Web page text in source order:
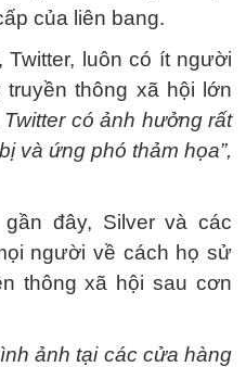
của liên bang.
luôn có ít người
thông xã hội lớn
Twitter có ảnh hưởng rất
và ứng phó thảm họa”,
đây, Silver và các
người về cách họ sử
thông xã hội sau cơn
ảnh tại các cửa hàng